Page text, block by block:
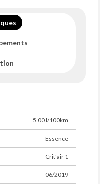
D'ENTRETIEN
(294 euros ttc)
5.00 l/100km
Essence
Crit'air 1
06/2019